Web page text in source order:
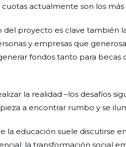
actualmente son los
del proyecto es clave también
y empresas que
fondos tanto para
la realidad –los desafíos
a encontrar rumbo y se
la educación suele discutirse
la transformación social